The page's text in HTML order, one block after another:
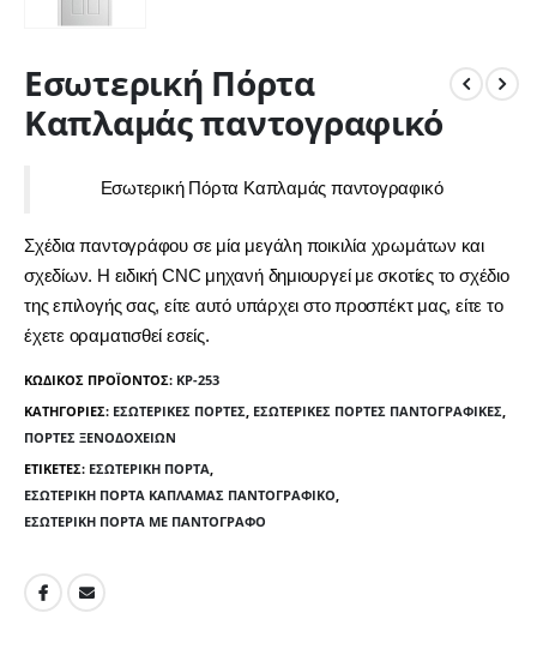
Εσωτερική Πόρτα
Καπλαμάς παντογραφικό
Εσωτερική Πόρτα Καπλαμάς παντογραφικό
Σχέδια παντογράφου σε μία μεγάλη ποικιλία χρωμάτων και
σχεδίων. Η ειδική CNC μηχανή δημιουργεί με σκοτίες το σχέδιο
της επιλογής σας, είτε αυτό υπάρχει στο προσπέκτ μας, είτε το
έχετε οραματισθεί εσείς.
ΚΩΔΙΚΌΣ ΠΡΟΪΌΝΤΟΣ: KP-253
ΚΑΤΗΓΟΡΊΕΣ: ΕΣΩΤΕΡΙΚΈΣ ΠΌΡΤΕΣ ΕΣΩΤΕΡΙΚΈΣ ΠΌΡΤΕΣ ΠΑΝΤΟΓΡΑΦΙΚΈΣ
ΠΌΡΤΕΣ ΞΕΝΟΔΟΧΕΊΩΝ
ΕΤΙΚΈΤΕΣ: ΕΣΩΤΕΡΙΚΉ ΠΌΡΤΑ
ΕΣΩΤΕΡΙΚΉ ΠΌΡΤΑ ΚΑΠΛΑΜΆΣ ΠΑΝΤΟΓΡΑΦΙΚΌ
ΕΣΩΤΕΡΙΚΉ ΠΌΡΤΑ ΜΕ ΠΑΝΤΟΓΡΆΦΟ